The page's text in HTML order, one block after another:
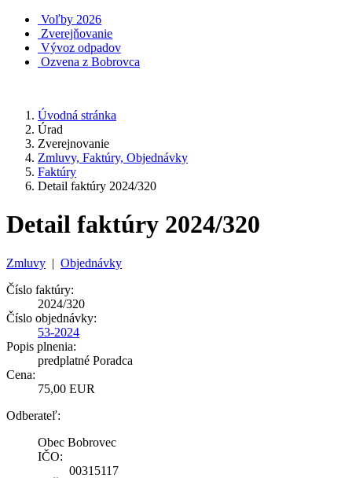
Voľby 2026
Zverejňovanie
Vývoz odpadov
Ozvena z Bobrovca
Úvodná stránka
Úrad
Zverejnovanie
Zmluvy, Faktúry, Objednávky
Faktúry
Detail faktúry 2024/320
Detail faktúry 2024/320
Zmluvy | Objednávky
Číslo faktúry:
2024/320
Číslo objednávky:
53-2024
Popis plnenia:
predplatné Poradca
Cena:
75,00 EUR
Odberateľ:
Obec Bobrovec
IČO:
00315117